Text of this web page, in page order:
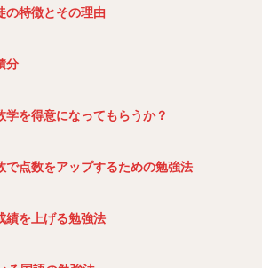
の特徴とその理由
分
学を得意になってもらうか？
で点数をアップするための勉強法
績を上げる勉強法